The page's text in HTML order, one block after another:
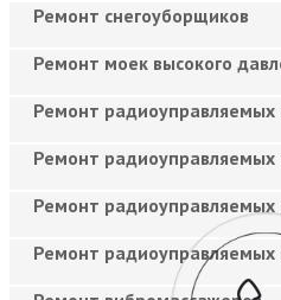
Ремонт снегоуборщиков
Ремонт моек высокого
Ремонт
Ремонт радиоуправляемых
Ремонт радиоуправляемых
Ремонт радиоуправляемых